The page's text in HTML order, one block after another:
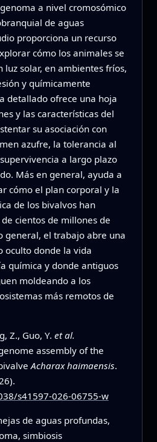
a nivel cromosómico
de aguas
proporciona un recurso
cómo los animales se
luz solar, en ambientes fríos,
y químicamente
detallado ofrece una hoja
y las características del
su asociación con
azufre, la tolerancia al
a largo plazo
Más en general, ayuda a
cómo el plan corporal y la
de los bivalvos han
cientos de millones de
general, el trabajo abre una
oculto donde la vida
química y donde antiguos
moldeando a los
más remotos de
Z., Guo, Y. et al.
assembly of the
Acharax haimaensis.
s41597-026-06755-w
de aguas profundas,
simbiosis